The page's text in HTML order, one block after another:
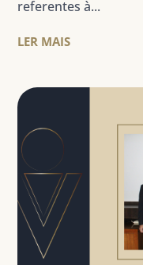
referentes à...
LER MAIS